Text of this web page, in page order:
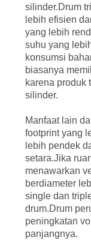
silinder.Drum
lebih efisien
yang lebih
suhu yang
konsumsi
biasanya
karena produk
silinder.
Manfaat lain
footprint yang
lebih pendek
setara.Jika
menawarkan
berdiameter
single dan
drum.Drum
peningkatan
panjangnya.